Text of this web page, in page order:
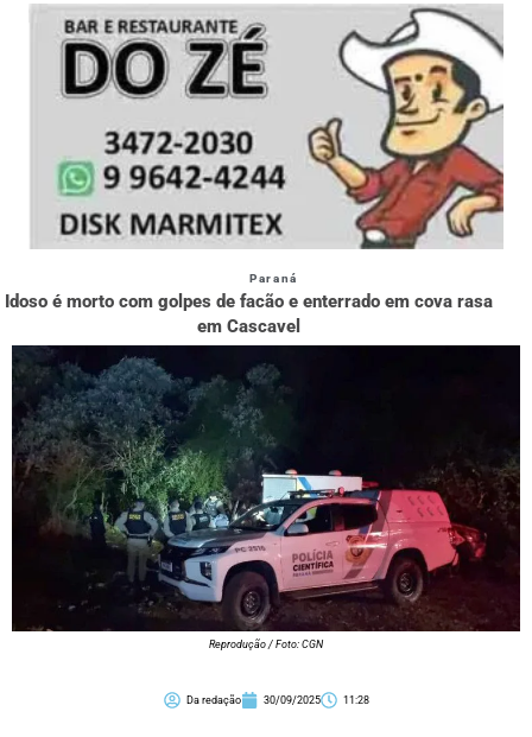
Paraná
Idoso é morto com golpes de facão e enterrado em cova rasa
em Cascavel
Reprodução / Foto: CGN
Da redação 30/09/2025 11:28